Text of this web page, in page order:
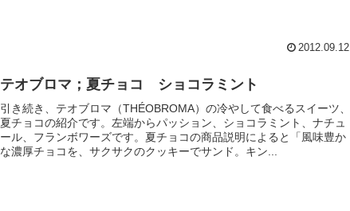
2012.09.12
テオブロマ；夏チョコ ショコラミント
引き続き、テオブロマ（THÉOBROMA）の冷やして食べるスイーツ、
夏チョコの紹介です。左端からパッション、ショコラミント、ナチュ
ール、フランボワーズです。夏チョコの商品説明によると「風味豊か
な濃厚チョコを、サクサクのクッキーでサンド。キン...